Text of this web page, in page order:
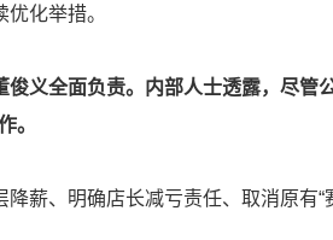
化举措。
义全面负责。内部人士透露，尽管
。
薪、明确店长减亏责任、取消原有“